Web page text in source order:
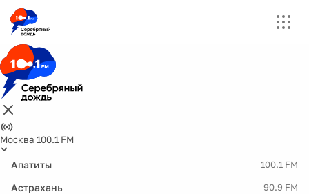
Москва 100.1 FM
Апатиты 100.1 FM
Астрахань 90.9 FM